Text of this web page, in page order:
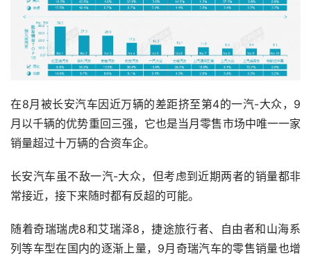
在8月被长安汽车因近万辆的差距挤至第4的一汽-大众，9
月以千辆的优势重回三强，它也是当月零售市场中唯一一家
销量超过十万辆的合资车企。
长安汽车虽不敌一汽-大众，但考虑到近期两者的销量都非
常接近，接下来随时都有反超的可能。
随着奇瑞瑞虎8和艾瑞泽8，捷途旅行者、自由者和山海系
列等车型在国内的逐渐上量，9月奇瑞汽车的零售销量也增